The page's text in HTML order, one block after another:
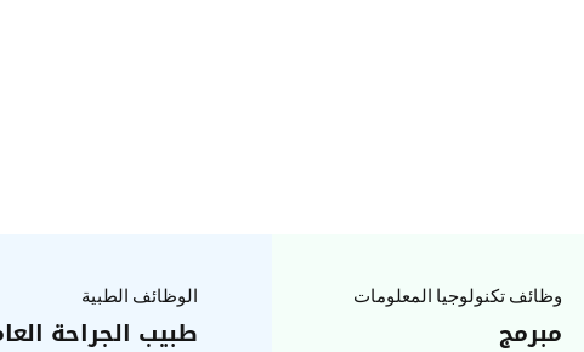
وظائف تكنولوجيا المعلومات
مبرمج
الوظائف الطبية
طبيب الجراحة